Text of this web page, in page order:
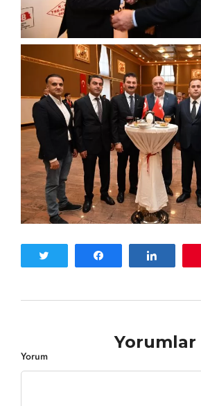
Yorumlar
Yorum